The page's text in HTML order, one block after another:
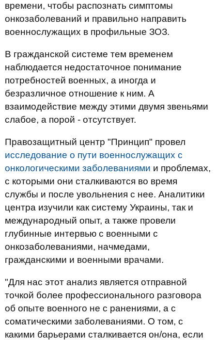
времени, чтобы распознать симптомы
онкозаболеваний и правильно направить
военнослужащих в профильные ЗОЗ.
В гражданской системе тем временем
наблюдается недостаточное понимание
потребностей военных, а иногда и
безразличное отношение к ним. А
взаимодействие между этими двумя звеньями
слабое, а порой - отсутствует.
Правозащитный центр "Принцип" провел
исследование о пути военнослужащих с
онкологическими заболеваниями и проблемах,
с которыми они сталкиваются во время
службы и после увольнения с нее. Аналитики
центра изучили как систему Украины, так и
международный опыт, а также провели
глубинные интервью с военными с
онкозаболеваниями, начмедами,
гражданскими и военными врачами.
"Для нас этот анализ является отправной
точкой более профессионального разговора
об опыте военного не с ранениями, а с
соматическими заболеваниями. О том, с
какими барьерами сталкивается он/она, если